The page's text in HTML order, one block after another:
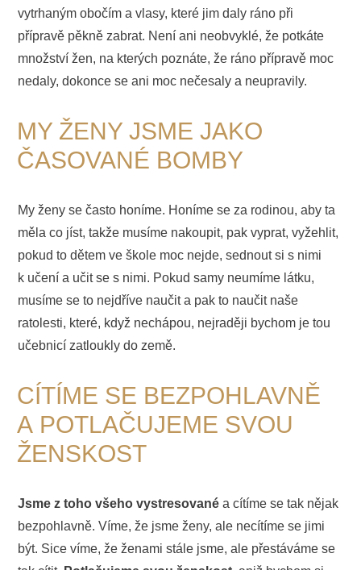
vytrhaným obočím a vlasy, které jim daly ráno při
přípravě pěkně zabrat. Není ani neobvyklé, že potkáte
množství žen, na kterých poznáte, že ráno přípravě moc
nedaly, dokonce se ani moc nečesaly a neupravily.
MY ŽENY JSME JAKO
ČASOVANÉ BOMBY
My ženy se často honíme. Honíme se za rodinou, aby ta
měla co jíst, takže musíme nakoupit, pak vyprat, vyžehlit,
pokud to dětem ve škole moc nejde, sednout si s nimi
k učení a učit se s nimi. Pokud samy neumíme látku,
musíme se to nejdříve naučit a pak to naučit naše
ratolesti, které, když nechápou, nejraději bychom je tou
učebnicí zatloukly do země.
CÍTÍME SE BEZPOHLAVNĚ
A POTLAČUJEME SVOU
ŽENSKOST
Jsme z toho všeho vystresované a cítíme se tak nějak
bezpohlavně. Víme, že jsme ženy, ale necítíme se jimi
být. Sice víme, že ženami stále jsme, ale přestáváme se